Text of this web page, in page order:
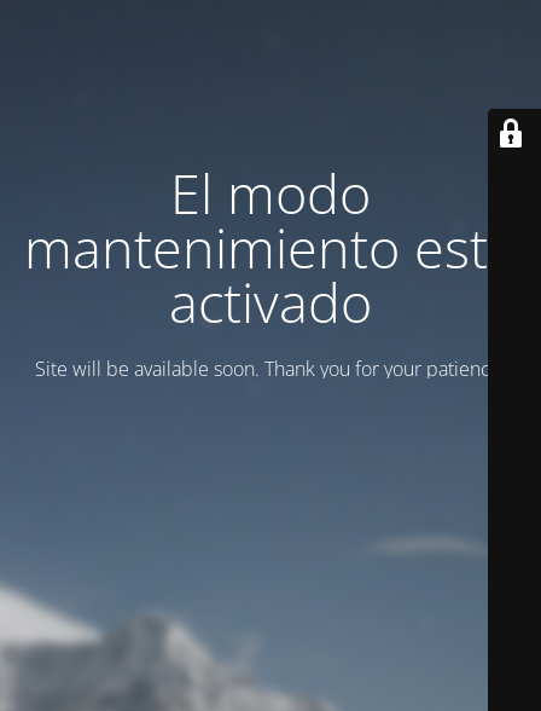
El modo
mantenimiento está
activado
Site will be available soon. Thank you for your patience!